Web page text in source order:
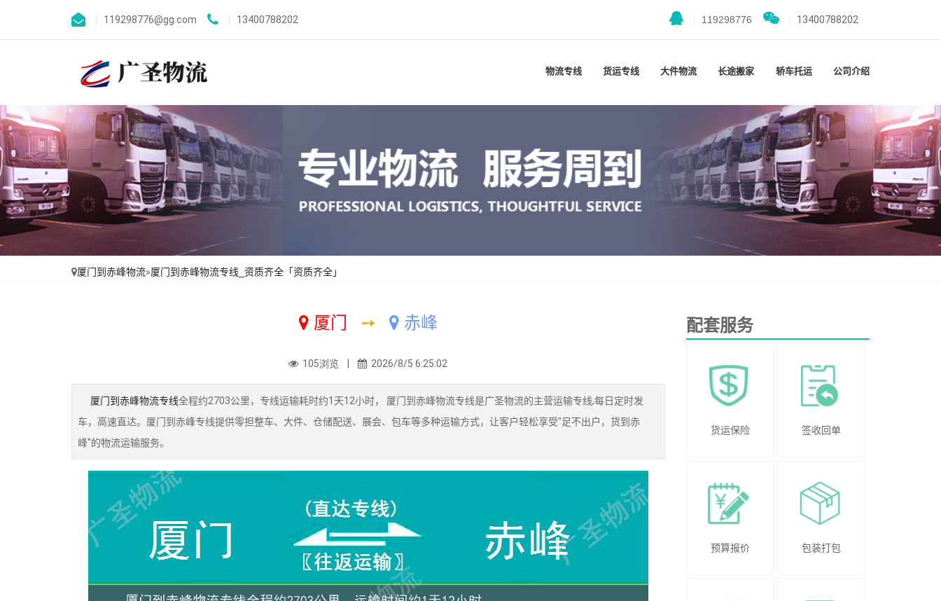
119298776@gg.com 13400788202 119298776 13400788202
物流专线 货运专线 大件物流 长途搬家 轿车托运 公司介绍
厦门到赤峰物流»厦门到赤峰物流专线_资质齐全「资质齐全」
厦门 ➙ 赤峰
105浏览 | 2026/8/5 6:25:02
厦门到赤峰物流专线全程约2703公里，专线运输耗时约1天12小时， 厦门到赤峰物流专线是广圣物流的主营运输专线,每日定时发
车，高速直达。厦门到赤峰专线提供零担整车、大件、仓储配送、展会、包车等多种运输方式，让客户轻松享受"足不出户，货到赤
峰"的物流运输服务。
配套服务
货运保险 签收回单
预算报价 包装打包